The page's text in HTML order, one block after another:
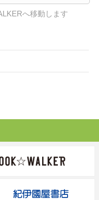
へ移動します